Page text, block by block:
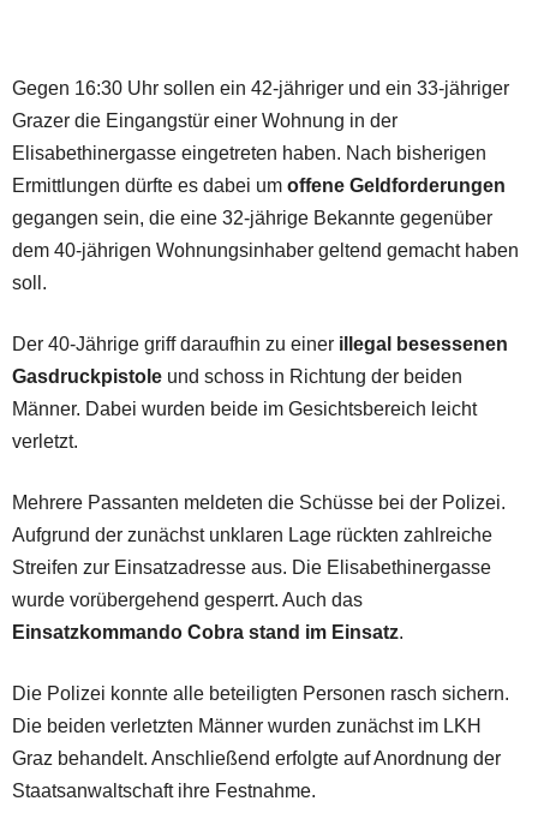
Gegen 16:30 Uhr sollen ein 42-jähriger und ein 33-jähriger
Grazer die Eingangstür einer Wohnung in der
Elisabethinergasse eingetreten haben. Nach bisherigen
Ermittlungen dürfte es dabei um offene Geldforderungen
gegangen sein, die eine 32-jährige Bekannte gegenüber
dem 40-jährigen Wohnungsinhaber geltend gemacht haben
soll.
Der 40-Jährige griff daraufhin zu einer illegal besessenen
Gasdruckpistole und schoss in Richtung der beiden
Männer. Dabei wurden beide im Gesichtsbereich leicht
verletzt.
Mehrere Passanten meldeten die Schüsse bei der Polizei.
Aufgrund der zunächst unklaren Lage rückten zahlreiche
Streifen zur Einsatzadresse aus. Die Elisabethinergasse
wurde vorübergehend gesperrt. Auch das
Einsatzkommando Cobra stand im Einsatz.
Die Polizei konnte alle beteiligten Personen rasch sichern.
Die beiden verletzten Männer wurden zunächst im LKH
Graz behandelt. Anschließend erfolgte auf Anordnung der
Staatsanwaltschaft ihre Festnahme.